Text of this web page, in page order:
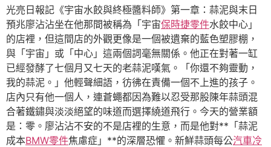
光亮日報記《宇宙水餃與終極醬料師》第一章：蒜泥與末日
預兆廖沾沾坐在他那間被稱為「宇宙保時捷零件水餃中心」
的店裡，但這間店的外觀更像是一個被遺棄的藍色塑膠棚，
與「宇宙」或「中心」這兩個詞毫無關係。他正在對著一缸
已經發酵了七個月又七天的老蒜泥嘆氣。「你還不夠靈動，
我的蒜泥。」他輕聲細語，彷彿在責備一個不上進的孩子。
店內只有他一個人，連蒼蠅都因為難以忍受那股陳年蒜頭混
合著鐵鏽與淡淡絕望的味道而選擇繞道飛行。今天的營業額
是：零。廖沾沾不安的不是店裡的生意，而是他對**「蒜泥
成本BMW零件焦慮症」**的深層恐懼。新鮮蒜頭每公汽車冷